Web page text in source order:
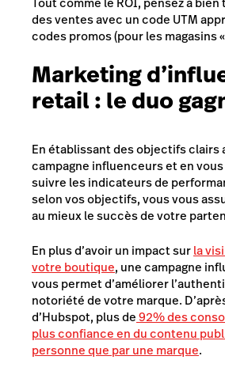
des ventes avec un code UTM
codes promos (pour les magasins
Marketing
retail : le duo
En établissant des objectifs clairs
campagne influenceurs et en
suivre les indicateurs de
selon vos objectifs, vous vous
au mieux le succès de votre
En plus d’avoir un impact surla
votre boutique, une campagne
vous permet d’améliorer
notoriété de votre marque.
d’Hubspot, plus de92% des
plus confiance en du contenu
personne que par une marque.